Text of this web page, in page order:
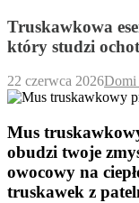
Truskawkowa
który studzi
22 czerwca 2026Domi
Mus
obudzi twoje
owocowy na
truskawek z